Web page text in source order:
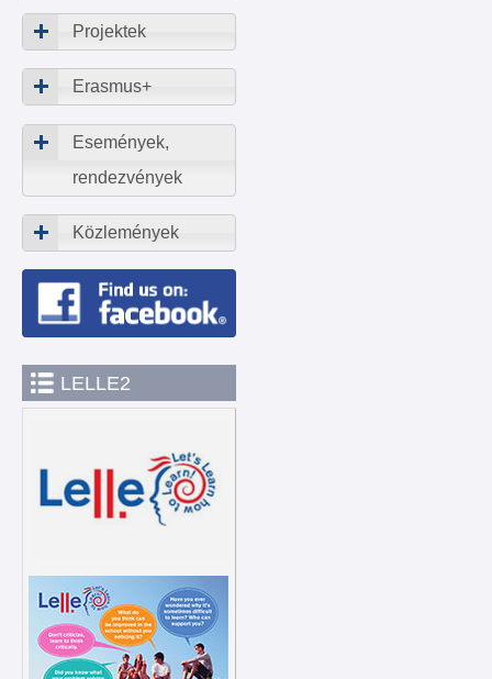
Projektek
Erasmus+
Események,
rendezvények
Közlemények
LELLE2